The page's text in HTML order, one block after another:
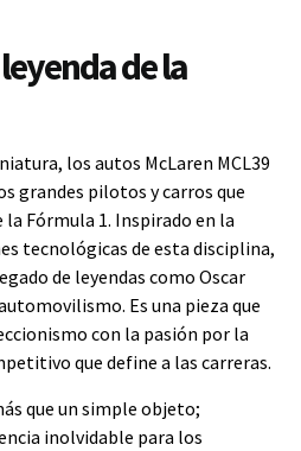
de la
los autos McLaren MCL39
grandes pilotos y carros que
Fórmula 1. Inspirado en la
tecnológicas de esta disciplina,
de leyendas como Oscar
Es una pieza que
con la pasión por la
que define a las carreras.
que un simple objeto;
inolvidable para los